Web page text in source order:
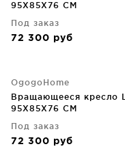
95X85X76 CM
Под заказ
72 300 руб
OgogoHome
Вращающееся кресло
95X85X76 CM
Под заказ
72 300 руб